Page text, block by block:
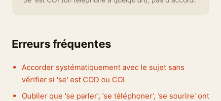
Erreurs fréquentes
Accorder systématiquement avec le sujet sans
vérifier si 'se' est COD ou COI
Oublier que 'se parler', 'se téléphoner', 'se sourire' ont